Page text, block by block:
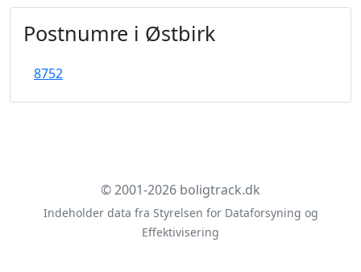
Postnumre i Østbirk
8752
© 2001-2026 boligtrack.dk
Indeholder data fra Styrelsen for Dataforsyning og
Effektivisering